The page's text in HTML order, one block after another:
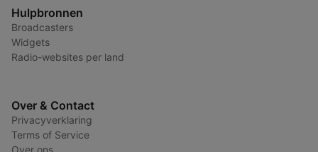
Hulpbronnen
Broadcasters
Widgets
Radio-websites per land
Over & Contact
Privacyverklaring
Terms of Service